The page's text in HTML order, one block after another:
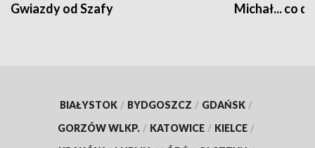
Gwiazdy od Szafy Michał... co
BIAŁYSTOK / BYDGOSZCZ / GDAŃSK /
GORZÓW WLKP. / KATOWICE / KIELCE /